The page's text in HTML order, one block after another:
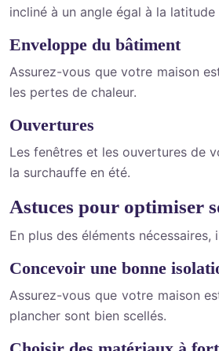
incliné à un angle égal à la
Enveloppe du bâtiment
Assurez-vous que votre maison
les pertes de chaleur.
Ouvertures
Les fenêtres et les ouvertures de
la surchauffe en été.
Astuces pour optimiser
En plus des éléments
Concevoir une bonne
Assurez-vous que votre maison
plancher sont bien scellés.